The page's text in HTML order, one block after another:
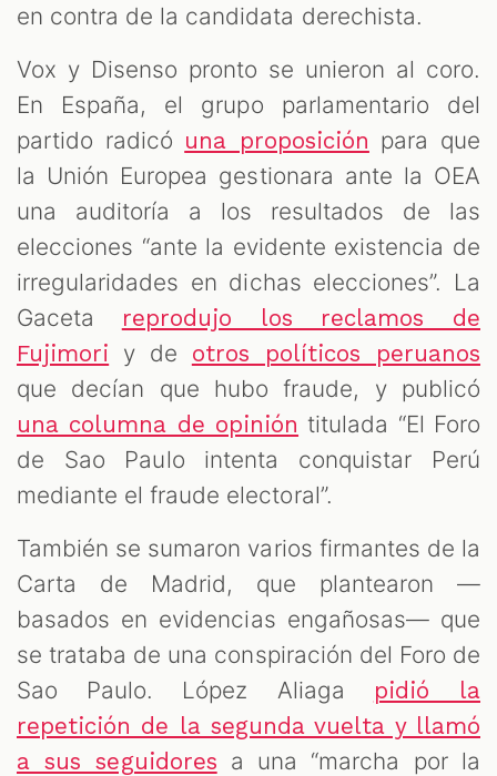
en contra de la candidata derechista.
Vox y Disenso pronto se unieron al coro.
En España, el grupo parlamentario del
partido radicó una proposición para que
la Unión Europea gestionara ante la OEA
una auditoría a los resultados de las
elecciones “ante la evidente existencia de
irregularidades en dichas elecciones”. La
Gaceta
reprodujo los reclamos de
Fujimori y de otros políticos peruanos
que decían que hubo fraude, y publicó
una columna de opinión titulada “El Foro
de Sao Paulo intenta conquistar Perú
mediante el fraude electoral”.
También se sumaron varios firmantes de la
Carta de Madrid, que plantearon —
basados en evidencias engañosas— que
se trataba de una conspiración del Foro de
Sao Paulo. López Aliaga
pidió la
repetición de la segunda vuelta y llamó
a sus seguidores a una “marcha por la